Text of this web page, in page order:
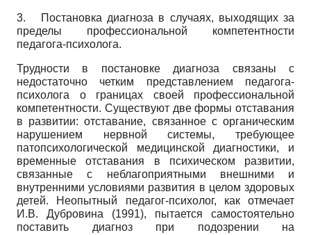
3.
Постановка диагноза в случаях, выходящих за
пределы профессиональной компетентности
педагога-психолога.
Трудности в постановке диагноза связаны с
недостаточно четким представлением педагога-
психолога о границах своей профессиональной
компетентности. Существуют две формы отставания
в развитии: отставание, связанное с органическим
нарушением нервной системы, требующее
патопсихологической медицинской диагностики, и
временные отставания в психическом развитии,
связанные с неблагоприятными внешними и
внутренними условиями развития в целом здоровых
детей. Неопытный педагог-психолог, как отмечает
И.В. Дубро­вина (1991), пытается самостоятельно
поставить диагноз при подозрении на